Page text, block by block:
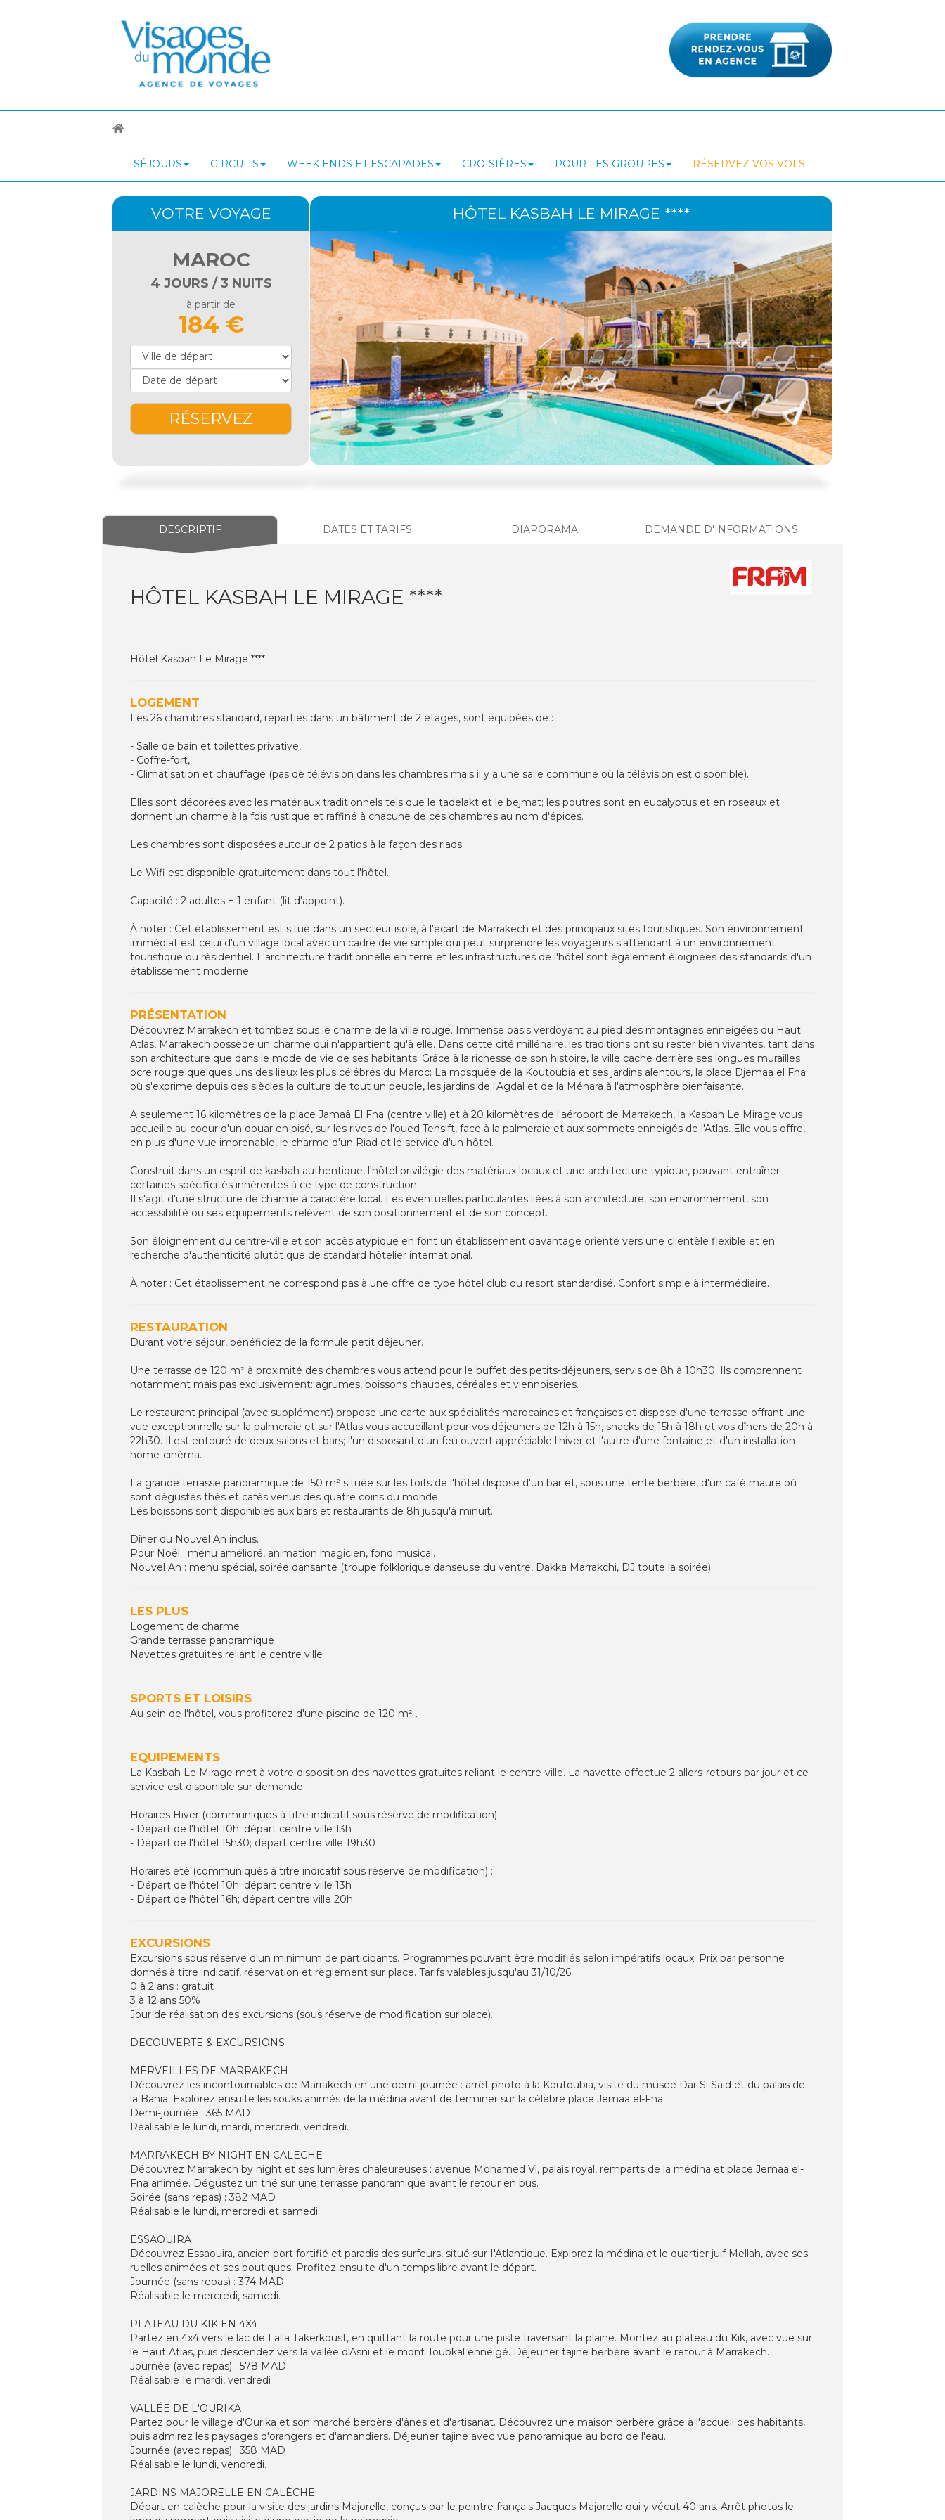
SÉJOURS CIRCUITS WEEK ENDS ET ESCAPADES CROISIÈRES POUR LES GROUPES RÉSERVEZ VOS VOLS
HÔTEL KASBAH LE MIRAGE ****
VOTRE VOYAGE
MAROC
4 JOURS / 3 NUITS
à partir de
184 €
RÉSERVEZ
DESCRIPTIF DATES ET TARIFS DIAPORAMA DEMANDE D'INFORMATIONS
HÔTEL KASBAH LE MIRAGE ****
Hôtel Kasbah Le Mirage ****
LOGEMENT
Les 26 chambres standard, réparties dans un bâtiment de 2 étages, sont équipées de :
- Salle de bain et toilettes privative,
- Coffre-fort,
- Climatisation et chauffage (pas de télévision dans les chambres mais il y a une salle commune où la télévision est disponible).
Elles sont décorées avec les matériaux traditionnels tels que le tadelakt et le bejmat; les poutres sont en eucalyptus et en roseaux et
donnent un charme à la fois rustique et raffiné à chacune de ces chambres au nom d'épices.
Les chambres sont disposées autour de 2 patios à la façon des riads.
Le Wifi est disponible gratuitement dans tout l'hôtel.
Capacité : 2 adultes + 1 enfant (lit d'appoint).
À noter : Cet établissement est situé dans un secteur isolé, à l'écart de Marrakech et des principaux sites touristiques. Son environnement
immédiat est celui d'un village local avec un cadre de vie simple qui peut surprendre les voyageurs s'attendant à un environnement
touristique ou résidentiel. L'architecture traditionnelle en terre et les infrastructures de l'hôtel sont également éloignées des standards d'un
établissement moderne.
PRÉSENTATION
Découvrez Marrakech et tombez sous le charme de la ville rouge. Immense oasis verdoyant au pied des montagnes enneigées du Haut
Atlas, Marrakech possède un charme qui n'appartient qu'à elle. Dans cette cité millénaire, les traditions ont su rester bien vivantes, tant dans
son architecture que dans le mode de vie de ses habitants. Grâce à la richesse de son histoire, la ville cache derrière ses longues murailles
ocre rouge quelques uns des lieux les plus célébrés du Maroc: La mosquée de la Koutoubia et ses jardins alentours, la place Djemaa el Fna
où s'exprime depuis des siècles la culture de tout un peuple, les jardins de l'Agdal et de la Ménara à l'atmosphère bienfaisante.
A seulement 16 kilomètres de la place Jamaâ El Fna (centre ville) et à 20 kilomètres de l'aéroport de Marrakech, la Kasbah Le Mirage vous
accueille au coeur d'un douar en pisé, sur les rives de l'oued Tensift, face à la palmeraie et aux sommets enneigés de l'Atlas. Elle vous offre,
en plus d'une vue imprenable, le charme d'un Riad et le service d'un hôtel.
Construit dans un esprit de kasbah authentique, l'hôtel privilégie des matériaux locaux et une architecture typique, pouvant entraîner
certaines spécificités inhérentes à ce type de construction.
Il s'agit d'une structure de charme à caractère local. Les éventuelles particularités liées à son architecture, son environnement, son
accessibilité ou ses équipements relèvent de son positionnement et de son concept.
Son éloignement du centre-ville et son accès atypique en font un établissement davantage orienté vers une clientèle flexible et en
recherche d'authenticité plutôt que de standard hôtelier international.
À noter : Cet établissement ne correspond pas à une offre de type hôtel club ou resort standardisé. Confort simple à intermédiaire.
RESTAURATION
Durant votre séjour, bénéficiez de la formule petit déjeuner.
Une terrasse de 120 m² à proximité des chambres vous attend pour le buffet des petits-déjeuners, servis de 8h à 10h30. Ils comprennent
notamment mais pas exclusivement: agrumes, boissons chaudes, céréales et viennoiseries.
Le restaurant principal (avec supplément) propose une carte aux spécialités marocaines et françaises et dispose d'une terrasse offrant une
vue exceptionnelle sur la palmeraie et sur l'Atlas vous accueillant pour vos déjeuners de 12h à 15h, snacks de 15h à 18h et vos dîners de 20h à
22h30. Il est entouré de deux salons et bars; l'un disposant d'un feu ouvert appréciable l'hiver et l'autre d'une fontaine et d'un installation
home-cinéma.
La grande terrasse panoramique de 150 m² située sur les toits de l'hôtel dispose d'un bar et, sous une tente berbère, d'un café maure où
sont dégustés thés et cafés venus des quatre coins du monde.
Les boissons sont disponibles aux bars et restaurants de 8h jusqu'à minuit.
Dîner du Nouvel An inclus.
Pour Noël : menu amélioré, animation magicien, fond musical.
Nouvel An : menu spécial, soirée dansante (troupe folklorique danseuse du ventre, Dakka Marrakchi, DJ toute la soirée).
LES PLUS
Logement de charme
Grande terrasse panoramique
Navettes gratuites reliant le centre ville
SPORTS ET LOISIRS
Au sein de l'hôtel, vous profiterez d'une piscine de 120 m² .
EQUIPEMENTS
La Kasbah Le Mirage met à votre disposition des navettes gratuites reliant le centre-ville. La navette effectue 2 allers-retours par jour et ce
service est disponible sur demande.
Horaires Hiver (communiqués à titre indicatif sous réserve de modification) :
- Départ de l'hôtel 10h; départ centre ville 13h
- Départ de l'hôtel 15h30; départ centre ville 19h30
Horaires été (communiqués à titre indicatif sous réserve de modification) :
- Départ de l'hôtel 10h; départ centre ville 13h
- Départ de l'hôtel 16h; départ centre ville 20h
EXCURSIONS
Excursions sous réserve d'un minimum de participants. Programmes pouvant être modifiés selon impératifs locaux. Prix par personne
donnés à titre indicatif, réservation et règlement sur place. Tarifs valables jusqu'au 31/10/26.
0 à 2 ans : gratuit
3 à 12 ans 50%
Jour de réalisation des excursions (sous réserve de modification sur place).
DECOUVERTE & EXCURSIONS
MERVEILLES DE MARRAKECH
Découvrez les incontournables de Marrakech en une demi-journée : arrêt photo à la Koutoubia, visite du musée Dar Si Saïd et du palais de
la Bahia. Explorez ensuite les souks animés de la médina avant de terminer sur la célèbre place Jemaa el-Fna.
Demi-journée : 365 MAD
Réalisable le lundi, mardi, mercredi, vendredi.
MARRAKECH BY NIGHT EN CALECHE
Découvrez Marrakech by night et ses lumières chaleureuses : avenue Mohamed Vl, palais royal, remparts de la médina et place Jemaa el-
Fna animée. Dégustez un thé sur une terrasse panoramique avant le retour en bus.
Soirée (sans repas) : 382 MAD
Réalisable le lundi, mercredi et samedi.
ESSAOUIRA
Découvrez Essaouira, ancien port fortifié et paradis des surfeurs, situé sur I'Atlantique. Explorez la médina et le quartier juif Mellah, avec ses
ruelles animées et ses boutiques. Profitez ensuite d'un temps libre avant le départ.
Journée (sans repas) : 374 MAD
Réalisable le mercredi, samedi.
PLATEAU DU KIK EN 4X4
Partez en 4x4 vers le lac de Lalla Takerkoust, en quittant la route pour une piste traversant la plaine. Montez au plateau du Kik, avec vue sur
le Haut Atlas, puis descendez vers la vallée d'Asni et le mont Toubkal enneigé. Déjeuner tajine berbère avant le retour à Marrakech.
Journée (avec repas) : 578 MAD
Réalisable Ie mardi, vendredi
VALLÉE DE L'OURIKA
Partez pour le village d'Ourika et son marché berbère d'ânes et d'artisanat. Découvrez une maison berbère grâce à l'accueil des habitants,
puis admirez les paysages d'orangers et d'amandiers. Déjeuner tajine avec vue panoramique au bord de l'eau.
Journée (avec repas) : 358 MAD
Réalisable le lundi, vendredi.
JARDINS MAJORELLE EN CALÈCHE
Départ en calèche pour la visite des jardins Majorelle, conçus par le peintre français Jacques Majorelle qui y vécut 40 ans. Arrêt photos le